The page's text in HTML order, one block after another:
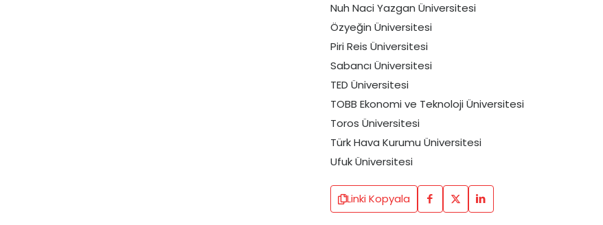
Nuh Naci Yazgan Üniversitesi
Özyeğin Üniversitesi
Piri Reis Üniversitesi
Sabancı Üniversitesi
TED Üniversitesi
TOBB Ekonomi ve Teknoloji Üniversitesi
Toros Üniversitesi
Türk Hava Kurumu Üniversitesi
Ufuk Üniversitesi
Linki Kopyala